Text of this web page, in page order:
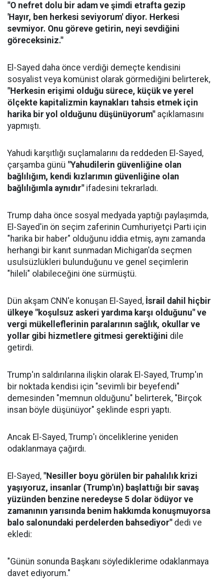
"O nefret dolu bir adam ve şimdi etrafta gezip
'Hayır, ben herkesi seviyorum' diyor. Herkesi
sevmiyor. Onu göreve getirin, neyi sevdiğini
göreceksiniz."
El-Sayed daha önce verdiği demeçte kendisini
sosyalist veya komünist olarak görmediğini belirterek,
"Herkesin erişimi olduğu sürece, küçük ve yerel
ölçekte kapitalizmin kaynakları tahsis etmek için
harika bir yol olduğunu düşünüyorum" açıklamasını
yapmıştı.
Yahudi karşıtlığı suçlamalarını da reddeden El-Sayed,
çarşamba günü "Yahudilerin güvenliğine olan
bağlılığım, kendi kızlarımın güvenliğine olan
bağlılığımla aynıdır" ifadesini tekrarladı.
Trump daha önce sosyal medyada yaptığı paylaşımda,
El-Sayed'in ön seçim zaferinin Cumhuriyetçi Parti için
"harika bir haber" olduğunu iddia etmiş, aynı zamanda
herhangi bir kanıt sunmadan Michigan'da seçmen
usulsüzlükleri bulunduğunu ve genel seçimlerin
"hileli" olabileceğini öne sürmüştü.
Dün akşam CNN'e konuşan El-Sayed, İsrail dahil hiçbir
ülkeye "koşulsuz askeri yardıma karşı olduğunu" ve
vergi mükelleflerinin paralarının sağlık, okullar ve
yollar gibi hizmetlere gitmesi gerektiğini dile
getirdi.
Trump'ın saldırılarına ilişkin olarak El-Sayed, Trump'ın
bir noktada kendisi için "sevimli bir beyefendi"
demesinden "memnun olduğunu" belirterek, "Birçok
insan böyle düşünüyor" şeklinde espri yaptı.
Ancak El-Sayed, Trump'ı önceliklerine yeniden
odaklanmaya çağırdı.
El-Sayed, "Nesiller boyu görülen bir pahalılık krizi
yaşıyoruz, insanlar (Trump'ın) başlattığı bir savaş
yüzünden benzine neredeyse 5 dolar ödüyor ve
zamanının yarısında benim hakkımda konuşmuyorsa
balo salonundaki perdelerden bahsediyor" dedi ve
ekledi:
"Günün sonunda Başkanı söylediklerime odaklanmaya
davet ediyorum."